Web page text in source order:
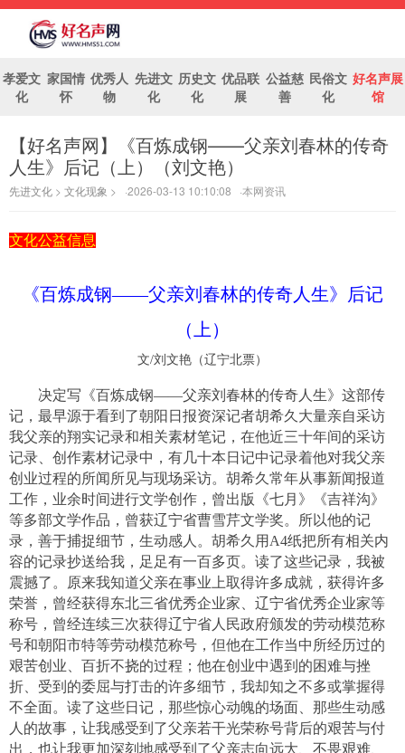
好名声网
孝爱文
化
家国情
怀
优秀人
物
先进文
化
历史文
化
优品联
展
公益慈
善
民俗文
化
好名声展
馆
【好名声网】《百炼成钢——父亲刘春林的传奇
人生》后记（上）（刘文艳）
先进文化 > 文化现象 > ·2026-03-13 10:10:08 ·本网资讯
文化公益信息
《百炼成钢——父亲刘春林的传奇人生》后记
（上）
文/刘文艳（辽宁北票）
决定写《百炼成钢——父亲刘春林的传奇人生》这部传
记，最早源于看到了朝阳日报资深记者胡希久大量亲自采访
我父亲的翔实记录和相关素材笔记，在他近三十年间的采访
记录、创作素材记录中，有几十本日记中记录着他对我父亲
创业过程的所闻所见与现场采访。胡希久常年从事新闻报道
工作，业余时间进行文学创作，曾出版《七月》《吉祥沟》
等多部文学作品，曾获辽宁省曹雪芹文学奖。所以他的记
录，善于捕捉细节，生动感人。胡希久用A4纸把所有相关内
容的记录抄送给我，足足有一百多页。读了这些记录，我被
震撼了。原来我知道父亲在事业上取得许多成就，获得许多
荣誉，曾经获得东北三省优秀企业家、辽宁省优秀企业家等
称号，曾经连续三次获得辽宁省人民政府颁发的劳动模范称
号和朝阳市特等劳动模范称号，但他在工作当中所经历过的
艰苦创业、百折不挠的过程；他在创业中遇到的困难与挫
折、受到的委屈与打击的许多细节，我却知之不多或掌握得
不全面。读了这些日记，那些惊心动魄的场面、那些生动感
人的故事，让我感受到了父亲若干光荣称号背后的艰苦与付
出，也让我更加深刻地感受到了父亲志向远大、不畏艰难、